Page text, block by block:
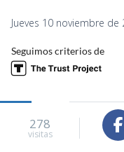
Jueves 10 noviembre
Seguimos criterios de
278
visitas